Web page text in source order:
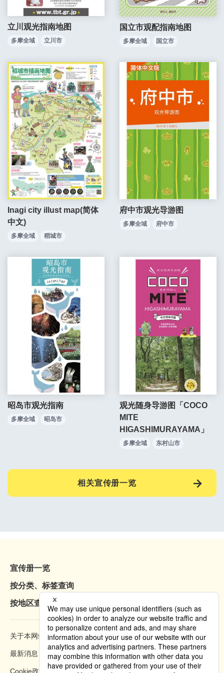
立川观光指南地图
多摩全域 立川市
国立市观配指南地图
多摩全域 国立市
Inagi city illust map(简体
中文)
多摩全域 稻城市
府中市观光导游图
多摩全域 府中市
昭岛市观光指南
多摩全域 昭岛市
观光随身导游图「COCO
MITE
HIGASHIMURAYAMA」
多摩全域 东村山市
相关宣传册一览
宣传册一览
按分类、标签查询
按地区查询
关于本网站 浏览方法
最新消息 隐私权政策
Cookie政策